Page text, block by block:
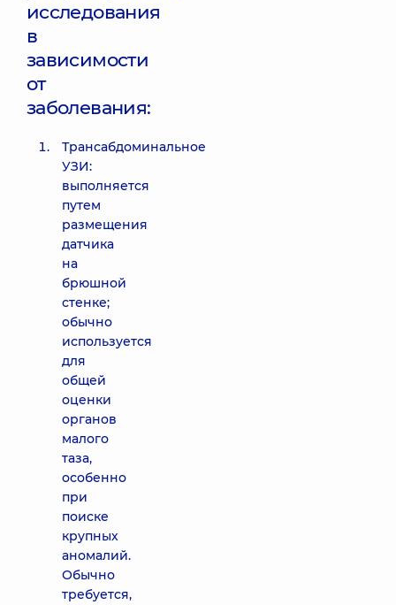
исследования
в
зависимости
от
заболевания:
Трансабдоминальное
УЗИ:
выполняется
путем
размещения
датчика
на
брюшной
стенке;
обычно
используется
для
общей
оценки
органов
малого
таза,
особенно
при
поиске
крупных
аномалий.
Обычно
требуется,